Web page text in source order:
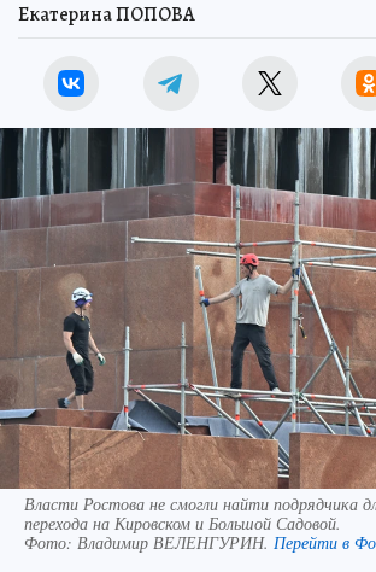
Екатерина ПОПОВА
Власти Ростова не смогли найти подрядчика
перехода на Кировском и Большой Садовой.
Фото: Владимир ВЕЛЕНГУРИН. Перейти в